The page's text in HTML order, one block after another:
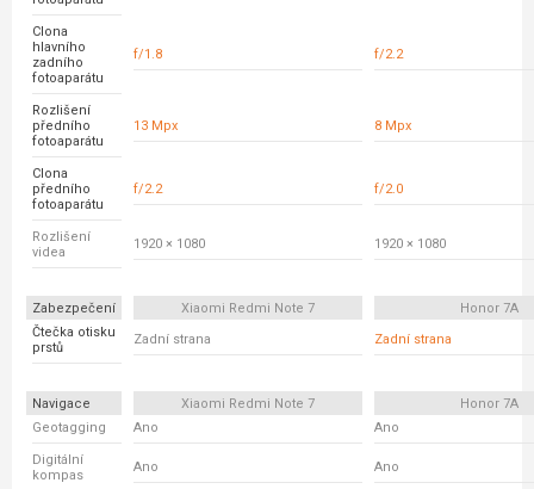
Clona
hlavního
zadního
fotoaparátu
f/1.8 f/2.2
Rozlišení
předního
fotoaparátu
13 Mpx 8 Mpx
Clona
předního
fotoaparátu
f/2.2 f/2.0
Rozlišení
videa
1920 × 1080 1920 × 1080
Zabezpečení Xiaomi Redmi Note 7
Honor 7A
Čtečka otisku
prstů
Zadní strana Zadní strana
Navigace Xiaomi Redmi Note 7
Honor 7A
Geotagging
Ano Ano
Digitální
kompas
Ano Ano